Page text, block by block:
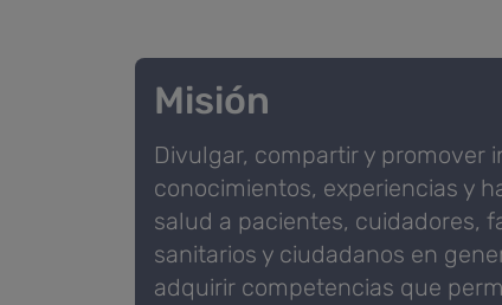
Misión
Divulgar, compartir y promover
conocimientos, experiencias y
salud a pacientes, cuidadores,
sanitarios y ciudadanos en
adquirir competencias que